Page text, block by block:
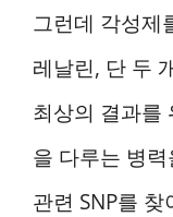
그런데 각성제
레날린, 단 두
최상의 결과를
을 다루는 병
관련 SNP를 찾